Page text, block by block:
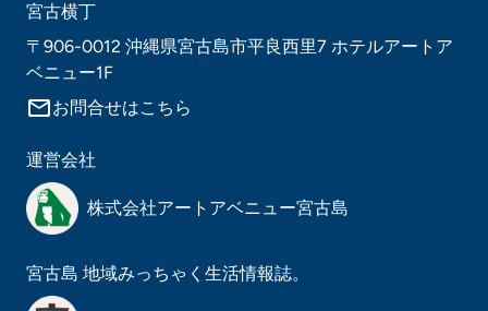
宮古横丁
〒906-0012 沖縄県宮古島市平良西里7 ホテルアートア
ベニュー1F
mail_outlineお問合せはこちら
運営会社
株式会社アートアベニュー宮古島
宮古島 地域みっちゃく生活情報誌。